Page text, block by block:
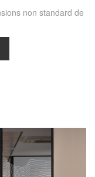
non standard de